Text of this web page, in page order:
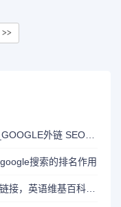
>>
谷歌外链建设_海外英文外链代发_GOOGLE外链 SEO_谷歌Backlinks
搜索的排名作用
维基百科外链_Wikipedia英文反向链接，英语维基百科外链DA100，顶级英文外链